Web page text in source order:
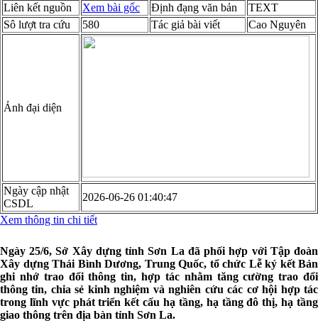
Liên kết nguồn
Xem bài gốc Định đạng văn bản
TEXT
Sô lượt tra cứu
580 Tác giả bài viết Cao Nguyên
Ảnh đại diện
Ngày cập nhật
CSDL
2026-06-26 01:40:47
Xem thông tin chi tiết
Ngày 25/6, Sở Xây dựng tỉnh Sơn La đã phối hợp với Tập đoàn
Xây dựng Thái Bình Dương, Trung Quốc, tổ chức Lễ ký kết Bản
ghi nhớ trao đổi thông tin, hợp tác nhằm tăng cường trao đổi
thông tin, chia sẻ kinh nghiệm và nghiên cứu các cơ hội hợp tác
trong lĩnh vực phát triển kết cấu hạ tầng, hạ tầng đô thị, hạ tầng
giao thông trên địa bàn tỉnh Sơn La.